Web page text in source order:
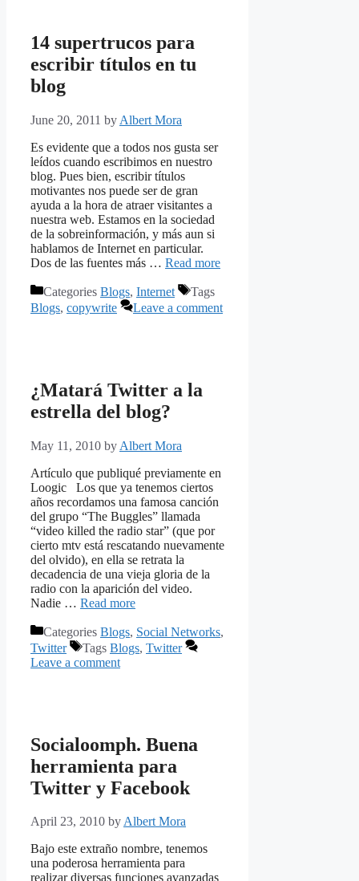
14 supertrucos para
escribir títulos en tu
blog
June 20, 2011 by Albert Mora
Es evidente que a todos nos gusta ser
leídos cuando escribimos en nuestro
blog. Pues bien, escribir títulos
motivantes nos puede ser de gran
ayuda a la hora de atraer visitantes a
nuestra web. Estamos en la sociedad
de la sobreinformación, y más aun si
hablamos de Internet en particular.
Dos de las fuentes más … Read more
Categories Blogs, Internet
Tags
Blogs, copywrite Leave a comment
¿Matará Twitter a la
estrella del blog?
May 11, 2010 by Albert Mora
Artículo que publiqué previamente en
Loogic Los que ya tenemos ciertos
años recordamos una famosa canción
del grupo “The Buggles” llamada
“video killed the radio star” (que por
cierto mtv está rescatando nuevamente
del olvido), en ella se retrata la
decadencia de una vieja gloria de la
radio con la aparición del video.
Nadie … Read more
Categories Blogs, Social Networks,
Twitter
Tags Blogs, Twitter
Leave a comment
Socialoomph. Buena
herramienta para
Twitter y Facebook
April 23, 2010 byAlbert Mora
Bajo este extraño nombre, tenemos
una poderosa herramienta para
realizar diversas funciones avanzadas